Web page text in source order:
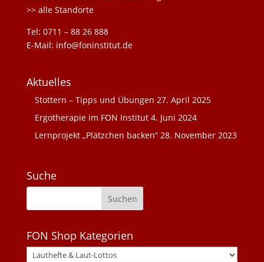
>> alle Standorte
Tel: 0711 – 88 26 888
E-Mail: info@foninstitut.de
Aktuelles
Stottern – Tipps und Übungen 27. April 2025
Ergotherapie im FON Institut 4. Juni 2024
Lernprojekt „Plätzchen backen“ 28. November 2023
Suche
FON Shop Kategorien